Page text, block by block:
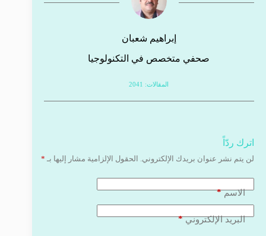
إبراهيم شعبان
صحفي متخصص في التكنولوجيا
المقالات: 2041
اترك ردّاً
لن يتم نشر عنوان بريدك الإلكتروني. الحقول الإلزامية مشار إليها بـ *
الاسم*
البريد الإلكتروني*